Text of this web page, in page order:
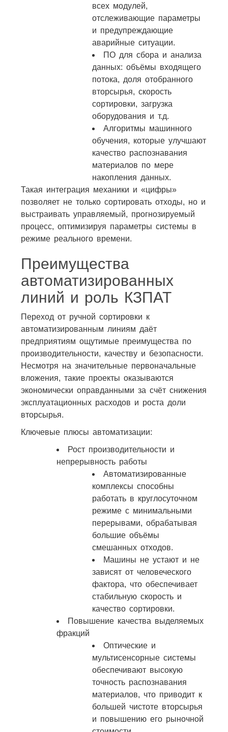
всех модулей,
отслеживающие параметры
и предупреждающие
аварийные ситуации.
ПО для сбора и анализа
данных: объёмы входящего
потока, доля отобранного
вторсырья, скорость
сортировки, загрузка
оборудования и т.д.
Алгоритмы машинного
обучения, которые улучшают
качество распознавания
материалов по мере
накопления данных.
Такая интеграция механики и «цифры»
позволяет не только сортировать отходы, но и
выстраивать управляемый, прогнозируемый
процесс, оптимизируя параметры системы в
режиме реального времени.
Преимущества
автоматизированных
линий и роль КЗПАТ
Переход от ручной сортировки к
автоматизированным линиям даёт
предприятиям ощутимые преимущества по
производительности, качеству и безопасности.
Несмотря на значительные первоначальные
вложения, такие проекты оказываются
экономически оправданными за счёт снижения
эксплуатационных расходов и роста доли
вторсырья.
Ключевые плюсы автоматизации:
Рост производительности и
непрерывность работы
Автоматизированные
комплексы способны
работать в круглосуточном
режиме с минимальными
перерывами, обрабатывая
большие объёмы
смешанных отходов.
Машины не устают и не
зависят от человеческого
фактора, что обеспечивает
стабильную скорость и
качество сортировки.​
Повышение качества выделяемых
фракций
Оптические и
мультисенсорные системы
обеспечивают высокую
точность распознавания
материалов, что приводит к
большей чистоте вторсырья
и повышению его рыночной